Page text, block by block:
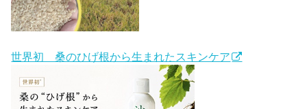
世界初 桑のひげ根から生まれたスキンケア